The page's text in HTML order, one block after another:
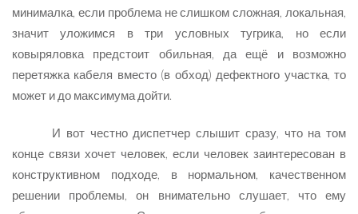
минималка, если проблема не слишком сложная, локальная,
значит уложимся в три условных тугрика, но если
ковыряловка предстоит обильная, да ещё и возможно
перетяжка кабеля вместо (в обход) дефектного участка, то
может и до максимума дойти.
И вот честно диспетчер слышит сразу, что на том
конце связи хочет человек, если человек заинтересован в
конструктивном подходе, в нормальном, качественном
решении проблемы, он внимательно слушает, что ему